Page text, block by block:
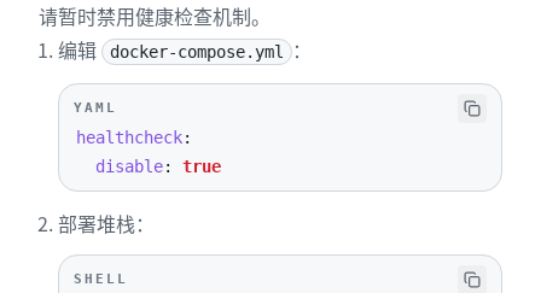
请暂时禁用健康检查机制。
编辑
docker-compose.yml ：
YAML
healthcheck:
disable: true
部署堆栈：
SHELL